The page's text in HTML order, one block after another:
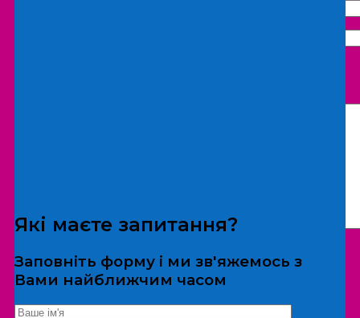
*Дані не передаються третім особам
Які маєте запитання?
Заповніть форму і ми зв'яжемось з
Вами найближчим часом